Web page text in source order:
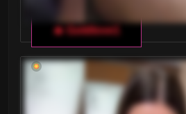
🔥 Goldlove1